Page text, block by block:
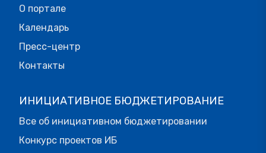
О портале
Календарь
Пресс-центр
Контакты
ИНИЦИАТИВНОЕ БЮДЖЕТИРОВАНИЕ
Все об инициативном бюджетировании
Конкурс проектов ИБ